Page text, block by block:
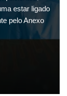
estar ligado
pelo Anexo